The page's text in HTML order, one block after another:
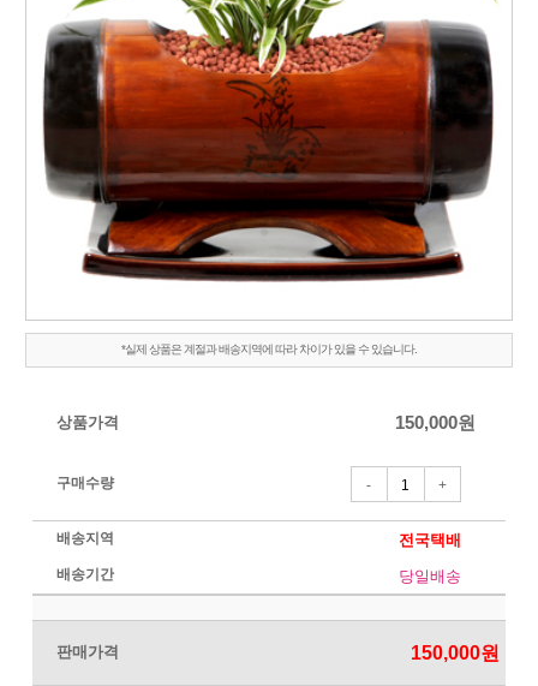
*실제 상품은 계절과 배송지역에 따라 차이가 있을 수 있습니다.
상품가격 150,000원
구매수량 - +
배송지역 전국택배
배송기간 당일배송
판매가격 150,000원